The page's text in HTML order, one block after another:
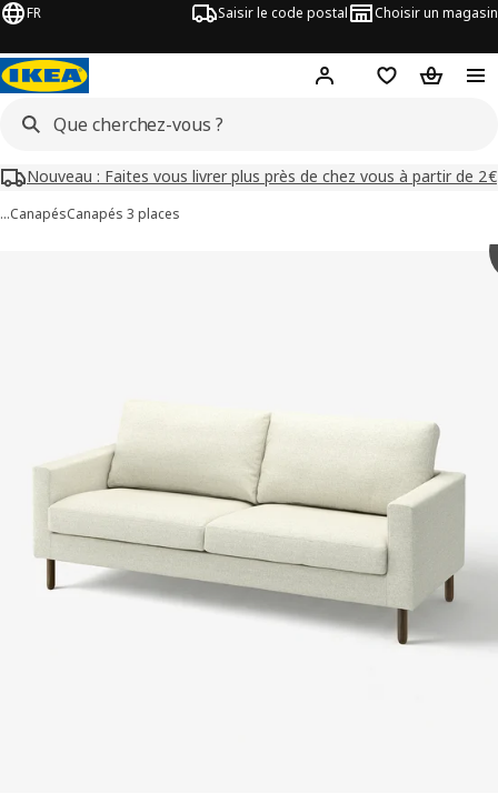
FR Saisir le code postal Choisir un magasin
Mon compteFavorisPanier
Nouveau : Faites vous livrer plus près de chez vous à partir de 2€
…CanapésCanapés 3 places